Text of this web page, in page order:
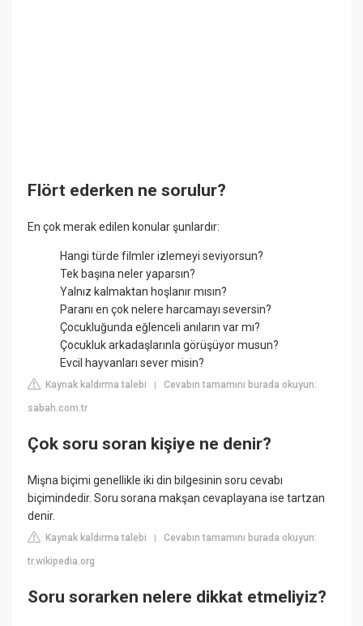
Flört ederken ne sorulur?
En çok merak edilen konular şunlardır:
Hangi türde filmler izlemeyi seviyorsun?
Tek başına neler yaparsın?
Yalnız kalmaktan hoşlanır mısın?
Paranı en çok nelere harcamayı seversin?
Çocukluğunda eğlenceli anıların var mı?
Çocukluk arkadaşlarınla görüşüyor musun?
Evcil hayvanları sever misin?
Kaynak kaldırma talebi |Cevabın tamamını burada okuyun:
sabah.com.tr
Çok soru soran kişiye ne denir?
Mişna biçimi genellikle iki din bilgesinin soru cevabı
biçimindedir. Soru sorana makşan cevaplayana ise tartzan
denir.
Kaynak kaldırma talebi |Cevabın tamamını burada okuyun:
tr.wikipedia.org
Soru sorarken nelere dikkat etmeliyiz?